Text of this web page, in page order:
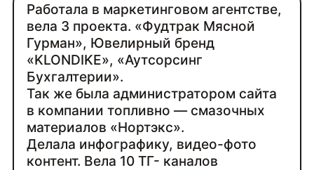
Работала в маркетинговом агентстве,
вела 3 проекта. «Фудтрак Мясной
Гурман», Ювелирный бренд
«KLONDIKE», «Аутсорсинг
Бухгалтерии».
Так же была администратором сайта
в компании топливно — смазочных
материалов «Нортэкс».
Делала инфографику, видео-фото
контент. Вела 10 ТГ- каналов